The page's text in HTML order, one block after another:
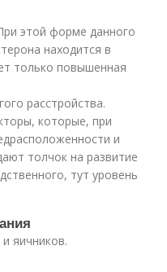
этой форме данного
находится в
только повышенная
расстройства.
которые, при
и
толчок на развитие
тут уровень
яичников.